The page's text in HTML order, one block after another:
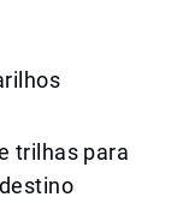
trilhas para